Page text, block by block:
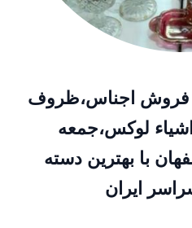
و فروش اجناس،ظروف
لوکس،جمعه
با بهترین دسته
ایران